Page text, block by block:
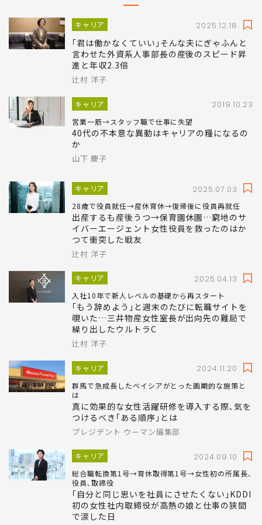
キャリア 2025.12.18
｢君は働かなくていい｣そんな夫にぎゃふんと
言わせた外資系人事部長の産後のスピード昇
進と年収2.3倍
辻村 洋子
キャリア 2019.10.23
営業一筋→スタッフ職で仕事に失望
40代の不本意な異動はキャリアの糧になるの
か
山下 慶子
キャリア 2025.07.03
28歳で役員就任→産休育休→復帰後に役員再就任
出産するも産後うつ→保育園休園…窮地のサ
イバーエージェント女性役員を救ったのはか
つて衝突した戦友
辻村 洋子
キャリア 2025.04.13
入社10年で新人レベルの基礎から再スタート
｢もう辞めよう｣と週末のたびに転職サイトを
覗いた…三井物産女性室長が出向先の難局で
繰り出したウルトラC
辻村 洋子
キャリア 2024.11.20
群馬で急成長したベイシアがとった画期的な施策と
は
真に効果的な女性活躍研修を導入する際､気を
つけるべき｢ある順序｣とは
プレジデント ウーマン編集部
キャリア 2024.09.10
総合職転換第1号→育休取得第1号→女性初の所属長､
役員､取締役
｢自分と同じ思いを社員にさせたくない｣KDDI
初の女性社内取締役が高熱の娘と仕事の狭間
で涙した日